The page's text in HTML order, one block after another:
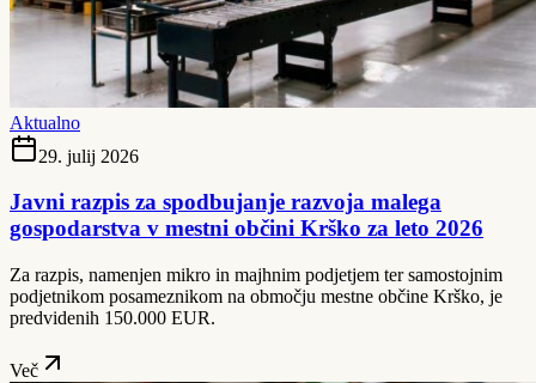
Aktualno
29. julij 2026
Javni razpis za spodbujanje razvoja malega
gospodarstva v mestni občini Krško za leto 2026
Za razpis, namenjen mikro in majhnim podjetjem ter samostojnim
podjetnikom posameznikom na območju mestne občine Krško, je
predvidenih 150.000 EUR.
Več